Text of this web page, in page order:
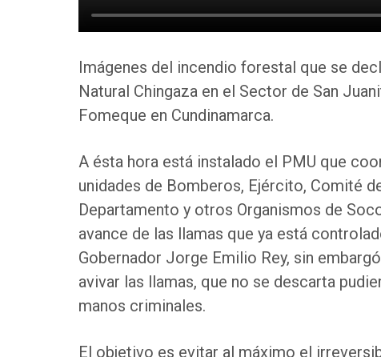
Imágenes del incendio forestal que se
Natural Chingaza en el Sector de San
Fomeque en Cundinamarca.
A ésta hora está instalado el PMU que
unidades de Bomberos, Ejército, Comité
Departamento y otros Organismos de
avance de las llamas que ya está
Gobernador Jorge Emilio Rey, sin
avivar las llamas, que no se descarta
manos criminales.
El objetivo es evitar al máximo el